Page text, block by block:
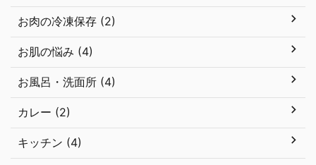
お肉の冷凍保存 (2)
お肌の悩み (4)
お風呂・洗面所 (4)
カレー (2)
キッチン (4)